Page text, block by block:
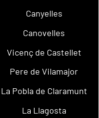
Canyelles
Canovelles
Vicenç de Castellet
Pere de Vilamajor
La Pobla de Claramunt
La Llagosta